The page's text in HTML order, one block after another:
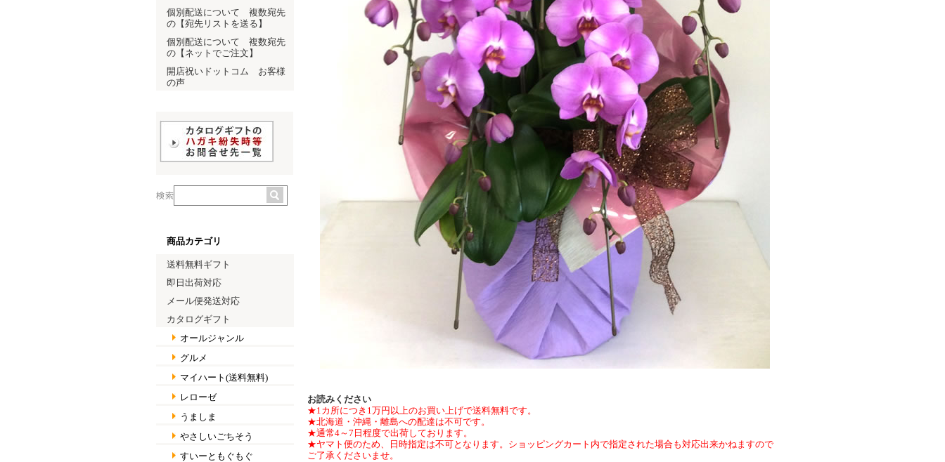
お読みください
★1カ所につき1万円以上のお買い上げで送料無料です。
★北海道・沖縄・離島への配達は不可です。
★通常4～7日程度で出荷しております。
★ヤマト便のため、日時指定は不可となります。ショッピングカート内で指定された場合も対応出来かねますので
ご了承くださいませ。
個別配送について 複数宛先
の【宛先リストを送る】
個別配送について 複数宛先
の【ネットでご注文】
開店祝いドットコム お客様
の声
商品カテゴリ
送料無料ギフト
即日出荷対応
メール便発送対応
カタログギフト
オールジャンル
グルメ
マイハート(送料無料)
レローゼ
うましま
やさしいごちそう
すいーともぐもぐ